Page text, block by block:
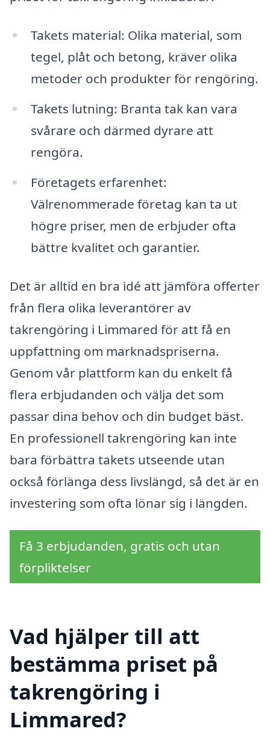
Takets material: Olika material, som
tegel, plåt och betong, kräver olika
metoder och produkter för rengöring.
Takets lutning: Branta tak kan vara
svårare och därmed dyrare att
rengöra.
Företagets erfarenhet:
Välrenommerade företag kan ta ut
högre priser, men de erbjuder ofta
bättre kvalitet och garantier.
Det är alltid en bra idé att jämföra offerter
från flera olika leverantörer av
takrengöring i Limmared för att få en
uppfattning om marknadspriserna.
Genom vår plattform kan du enkelt få
flera erbjudanden och välja det som
passar dina behov och din budget bäst.
En professionell takrengöring kan inte
bara förbättra takets utseende utan
också förlänga dess livslängd, så det är en
investering som ofta lönar sig i längden.
Få 3 erbjudanden, gratis och utan
förpliktelser
Vad hjälper till att
bestämma priset på
takrengöring i
Limmared?